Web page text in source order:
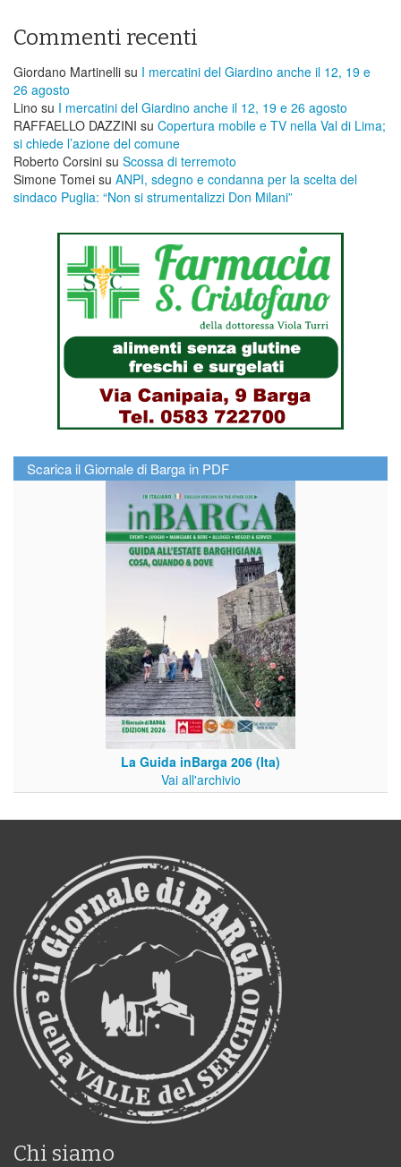
Commenti recenti
Giordano Martinelli su I mercatini del Giardino anche il 12, 19 e
26 agosto
Lino su I mercatini del Giardino anche il 12, 19 e 26 agosto
RAFFAELLO DAZZINI su ​Copertura mobile e TV nella Val di Lima;
si chiede l’azione del comune
Roberto Corsini su Scossa di terremoto
Simone Tomei su ANPI, sdegno e condanna per la scelta del
sindaco Puglia: “Non si strumentalizzi Don Milani”
Scarica il Giornale di Barga in PDF
La Guida inBarga 206 (Ita)
Vai all'archivio
Chi siamo